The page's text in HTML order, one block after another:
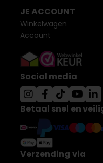
JE ACCOUNT
Winkelwagen
Account
Social media
Betaal snel en
Verzending via